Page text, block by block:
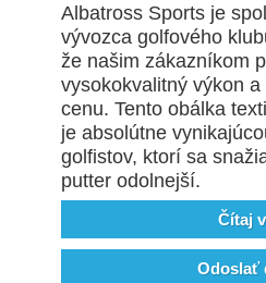
Albatross Sports je
vývozca golfového
že našim zákazníkom
vysokokvalitný výkon
cenu. Tento obálka
je absolútne
golfistov, ktorí sa
putter odolnejší.
Čítaj
Odoslať